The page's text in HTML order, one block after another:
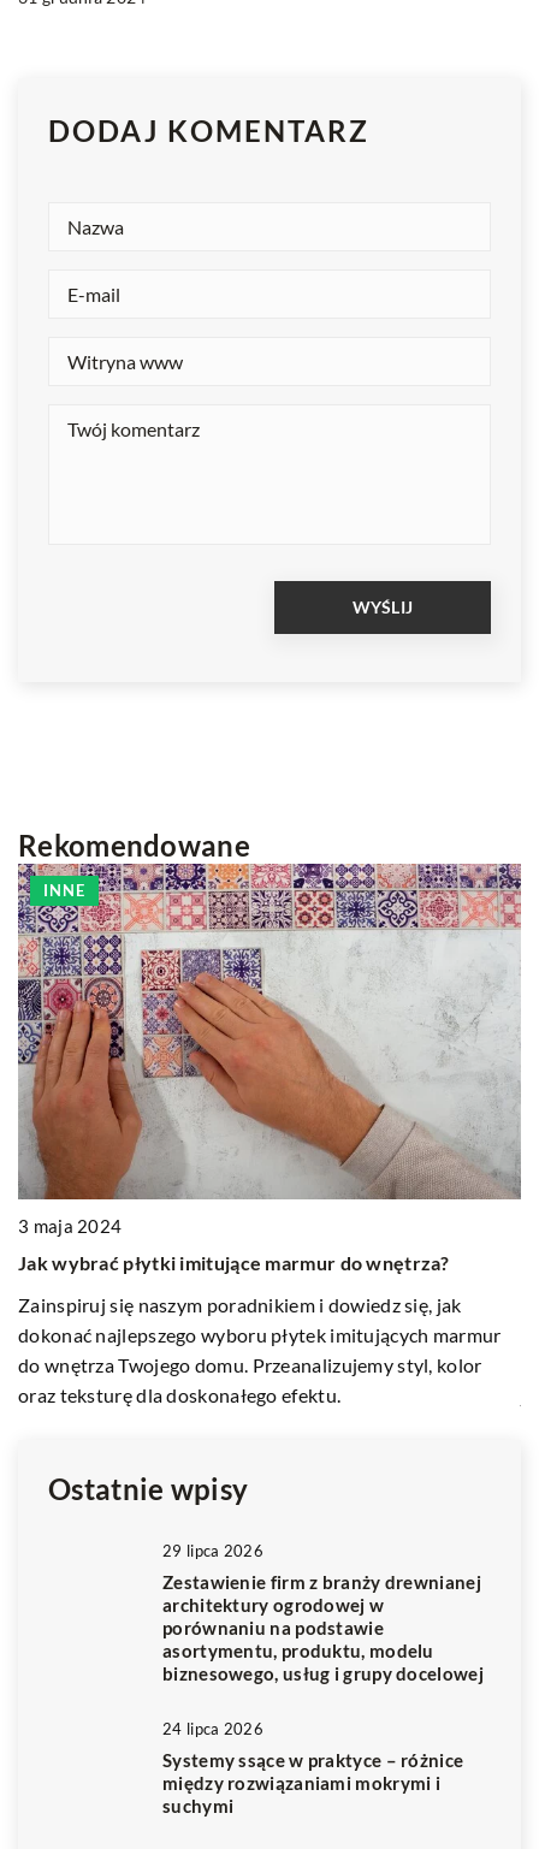
DODAJ KOMENTARZ
Rekomendowane
INNE
3 maja 2024
Jak wybrać płytki imitujące marmur do wnętrza?
Zainspiruj się naszym poradnikiem i dowiedz się, jak
dokonać najlepszego wyboru płytek imitujących marmur
do wnętrza Twojego domu. Przeanalizujemy styl, kolor
oraz teksturę dla doskonałego efektu.
Ostatnie wpisy
29 lipca 2026
Zestawienie firm z branży drewnianej
architektury ogrodowej w
porównaniu na podstawie
asortymentu, produktu, modelu
biznesowego, usług i grupy docelowej
24 lipca 2026
Systemy ssące w praktyce – różnice
między rozwiązaniami mokrymi i
suchymi